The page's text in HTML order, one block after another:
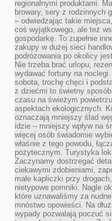
regionalnymi produktami.
browary, sery z rodzinnych
– odwiedzając takie
coś wyjątkowego, ale też
gospodarkę. To zupełnie
zakupy w dużej sieci
podróżowania po okolicy
Nie trzeba brać urlopu,
wydawać fortuny na
sobota, trochę chęci i
z dziećmi to świetny
czasu na świeżym
aspektach ekologicznych.
oznaczają mniejszy ślad
idzie – mniejszy wpływ na
więcej osób świadomie
właśnie z tego powodu,
pożytecznym. Turystyka
Zaczynamy dostrzegać
ciekawymi zdobieniami,
małe kapliczki przy
nietypowe pomniki. Nagle
które uznawaliśmy za
mnóstwo opowieści. Na
wypady pozwalają poczuć